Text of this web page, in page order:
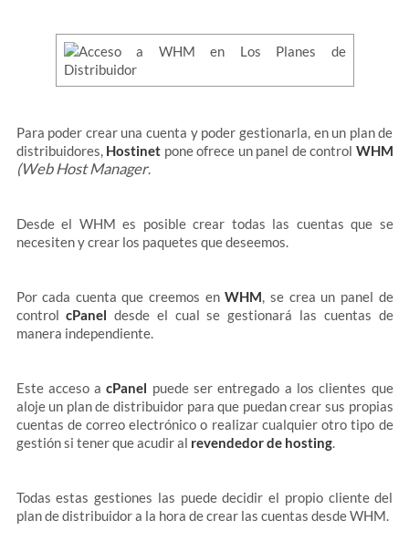
Para poder crear una cuenta y poder gestionarla, en un plan de
distribuidores, Hostinet pone ofrece un panel de control WHM
(Web Host Manager.
Desde el WHM es posible crear todas las cuentas que se
necesiten y crear los paquetes que deseemos.
Por cada cuenta que creemos enWHM , se crea un panel de
controlcPanel desde el cual se gestionará las cuentas de
manera independiente.
Este acceso acPanel puede ser entregado a los clientes que
aloje un plan de distribuidor para que puedan crear sus propias
cuentas de correo electrónico o realizar cualquier otro tipo de
gestión si tener que acudir al revendedor de hosting.
Todas estas gestiones las puede decidir el propio cliente del
plan de distribuidor a la hora de crear las cuentas desde WHM.